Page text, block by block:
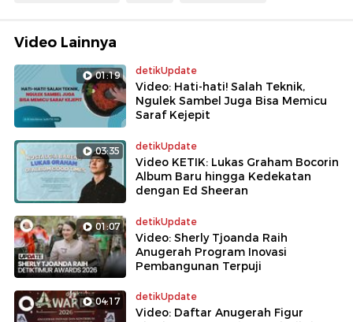
Video Lainnya
01:19 detikUpdate
Video: Hati-hati! Salah Teknik,
Ngulek Sambel Juga Bisa Memicu
Saraf Kejepit
03:35 detikUpdate
Video KETIK: Lukas Graham Bocorin
Album Baru hingga Kedekatan
dengan Ed Sheeran
01:07 detikUpdate
Video: Sherly Tjoanda Raih
Anugerah Program Inovasi
Pembangunan Terpuji
04:17 detikUpdate
Video: Daftar Anugerah Figur